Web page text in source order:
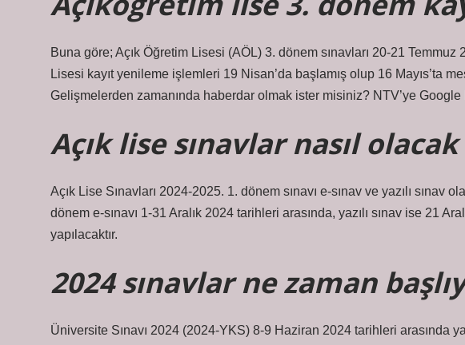
Buna göre; Açık Öğretim Lisesi (AÖL) 3. dönem sınavları 20-21 Temmuz
Lisesi kayıt yenileme işlemleri 19 Nisan’da başlamış olup 16 Mayıs’ta
Gelişmelerden zamanında haberdar olmak ister misiniz? NTV’ye
Açık lise sınavlar nasıl olacak
Açık Lise Sınavları 2024-2025. 1. dönem sınavı e-sınav ve yazılı sınav
dönem e-sınavı 1-31 Aralık 2024 tarihleri ​​arasında, yazılı sınav ise 21
yapılacaktır.
2024 sınavlar ne zaman
Üniversite Sınavı 2024 (2024-YKS) 8-9 Haziran 2024 tarihleri ​​arasında